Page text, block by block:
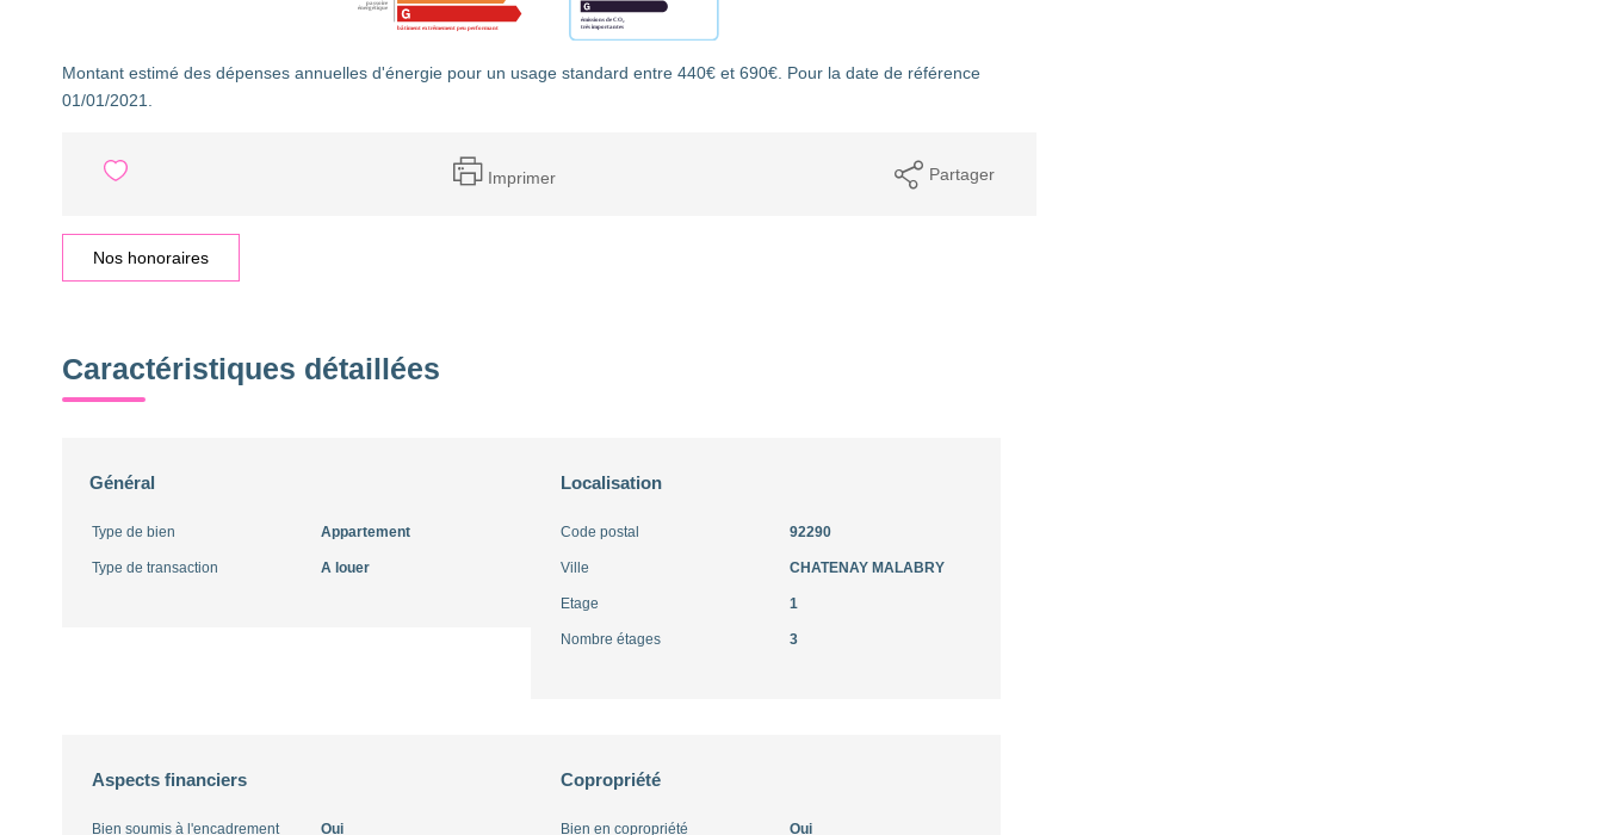
Montant estimé des dépenses annuelles d'énergie pour un usage standard entre 440€ et 690€. Pour la date de référence
01/01/2021.
Imprimer Partager
Nos honoraires
Caractéristiques détaillées
Général
Type de bien Appartement
Type de transaction A louer
Localisation
Code postal 92290
Ville CHATENAY MALABRY
Etage 1
Nombre étages 3
Aspects financiers
Bien soumis à l'encadrement
Oui
Copropriété
Bien en copropriété Oui